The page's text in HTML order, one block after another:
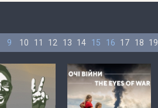
9 10 11 12 13 14 15 16 17 18 19